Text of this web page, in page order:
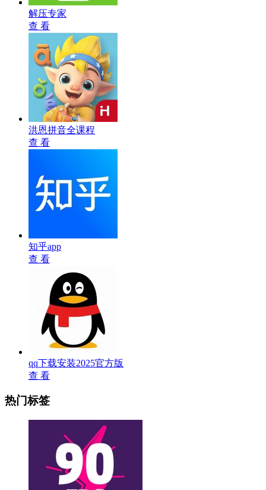
解压专家
查 看
洪恩拼音全课程
查 看
知乎app
查 看
qq下载安装2025官方版
查 看
热门标签